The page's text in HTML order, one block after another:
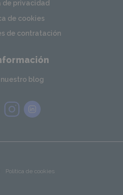
de privacidad
de cookies
de contratación
blog
Política de cookies